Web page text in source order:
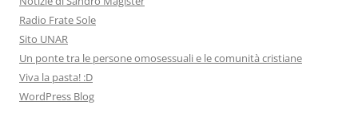
Radio Frate Sole
Sito UNAR
Un ponte tra le persone omosessuali e le comunità cristiane
Viva la pasta! :D
WordPress Blog